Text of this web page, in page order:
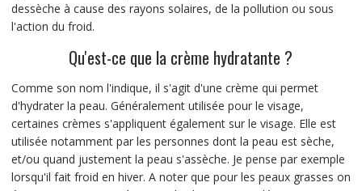
dessèche à cause des rayons solaires, de la pollution ou sous
l'action du froid.
Qu'est-ce que la crème hydratante ?
Comme son nom l'indique, il s'agit d'une crème qui permet
d'hydrater la peau. Généralement utilisée pour le visage,
certaines crèmes s'appliquent également sur le visage. Elle est
utilisée notamment par les personnes dont la peau est sèche,
et/ou quand justement la peau s'assèche. Je pense par exemple
lorsqu'il fait froid en hiver. A noter que pour les peaux grasses on